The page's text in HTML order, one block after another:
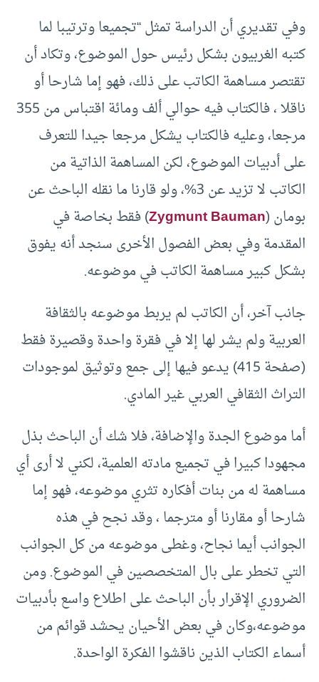
وفي تقديري أن الدراسة تمثل “تجميعا وترتيبا لما
كتبه الغربيون بشكل رئيس حول الموضوع، وتكاد أن
تقتصر مساهمة الكاتب على ذلك، فهو إما شارحا أو
ناقلا ، فالكتاب فيه حوالي ألف ومائة اقتباس من 355
مرجعا، وعليه فالكتاب يشكل مرجعا جيدا للتعرف
على أدبيات الموضوع، لكن المساهمة الذاتية من
الكاتب لا تزيد عن 3%، ولو قارنا ما نقله الباحث عن
بومان (Zygmunt Bauman) فقط بخاصة في
المقدمة وفي بعض الفصول الأخرى سنجد أنه يفوق
بشكل كبير مساهمة الكاتب في موضوعه.
جانب آخر، أن الكاتب لم يربط موضوعه بالثقافة
العربية ولم يشر لها إلا في فقرة واحدة وقصيرة فقط
(صفحة 415) يدعو فيها إلى جمع وتوثيق لموجودات
التراث الثقافي العربي غير المادي.
أما موضوع الجدة والإضافة، فلا شك أن الباحث بذل
مجهودا كبيرا في تجميع مادته العلمية، لكني لا أرى أي
مساهمة له من بنات أفكاره تثري موضوعه، فهو إما
شارحا أو مقارنا أو مترجما ، وقد نجح في هذه
الجوانب أيما نجاح، وغطى موضوعه من كل الجوانب
التي تخطر على بال المتخصصين في الموضوع. ومن
الضروري الإقرار بأن الباحث على اطلاع واسع بأدبيات
موضوعه،وكان في بعض الأحيان يحشد قوائم من
أسماء الكتاب الذين ناقشوا الفكرة الواحدة.